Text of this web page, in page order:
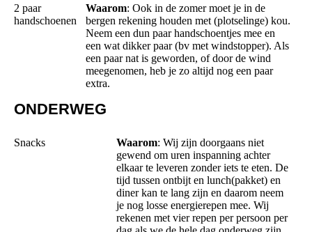
2 paar
handschoenen
Waarom: Ook in de zomer moet je in de
bergen rekening houden met (plotselinge) kou.
Neem een dun paar handschoentjes mee en
een wat dikker paar (bv met windstopper). Als
een paar nat is geworden, of door de wind
meegenomen, heb je zo altijd nog een paar
extra.
ONDERWEG
Snacks Waarom: Wij zijn doorgaans niet
gewend om uren inspanning achter
elkaar te leveren zonder iets te eten. De
tijd tussen ontbijt en lunch(pakket) en
diner kan te lang zijn en daarom neem
je nog losse energierepen mee. Wij
rekenen met vier repen per persoon per